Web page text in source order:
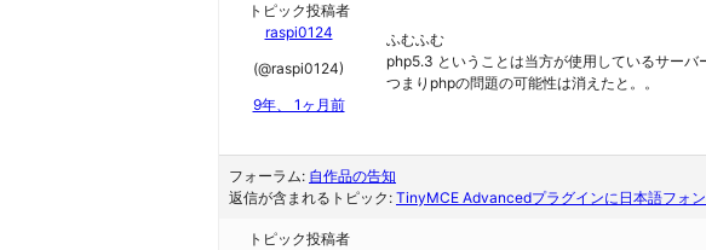
トピック投稿者
raspi0124
(@raspi0124)
9年、 1ヶ月前
ふむふむ
php5.3 ということは当方が使用しているサーバ
つまりphpの問題の可能性は消えたと。。
フォーラム: 自作品の告知
返信が含まれるトピック: TinyMCE Advancedプラグインに日本語フォ
トピック投稿者